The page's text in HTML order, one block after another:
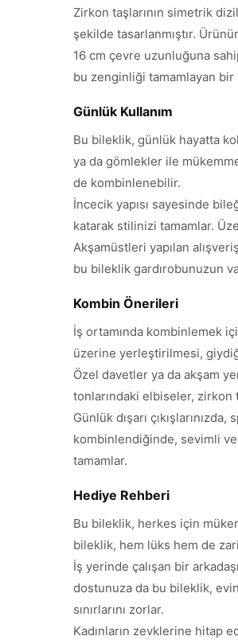
Zirkon taşlarının simetrik
şekilde tasarlanmıştır.
16 cm çevre uzunluğuna
bu zenginliği tamamlayan bir
Günlük Kullanım
Bu bileklik, günlük hayatta
ya da gömlekler ile
de kombinlenebilir.
İncecik yapısı sayesinde
katarak stilinizi tamamlar.
Akşamüstleri yapılan
bu bileklik gardırobunuzun
Kombin Önerileri
İş ortamında kombinlemek
üzerine yerleştirilmesi,
Özel davetler ya da akşam
tonlarındaki elbiseler, zirkon
Günlük dışarı
kombinlendiğinde, sevimli
tamamlar.
Hediye Rehberi
Bu bileklik, herkes için
bileklik, hem lüks hem de
İş yerinde çalışan bir
dostunuza da bu bileklik,
sınırlarını zorlar.
Kadınların zevklerine hitap